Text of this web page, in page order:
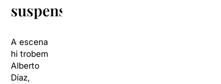
suspens
A escena
hi trobem
Alberto
Díaz,